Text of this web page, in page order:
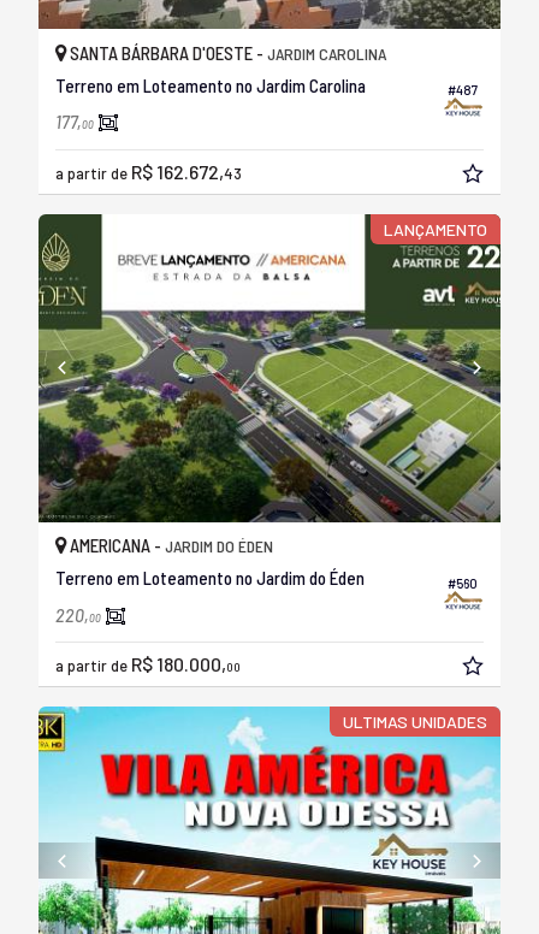
#487
SANTA BÁRBARA D'OESTE - JARDIM CAROLINA
Terreno em Loteamento no Jardim Carolina
177,00
a partir de R$ 162.672,43
LANÇAMENTO
#560
AMERICANA - JARDIM DO ÉDEN
Terreno em Loteamento no Jardim do Éden
220,00
a partir de R$ 180.000,00
ULTIMAS UNIDADES